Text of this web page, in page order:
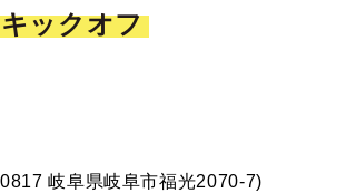
ックオフ
岐阜県岐阜市福光2070-7)